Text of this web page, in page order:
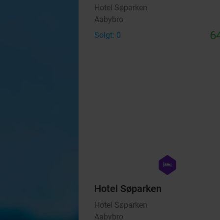
Hotel Søparken
Aabybro
Solgt: 0
hexagon
hotel
Hotel Søparken
Hotel Søparken
Aabybro